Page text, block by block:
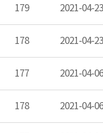
179 2021-04-23
178 2021-04-23
177 2021-04-06
178 2021-04-06